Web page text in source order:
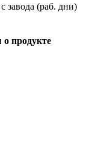
завода (раб. дни)
продукте